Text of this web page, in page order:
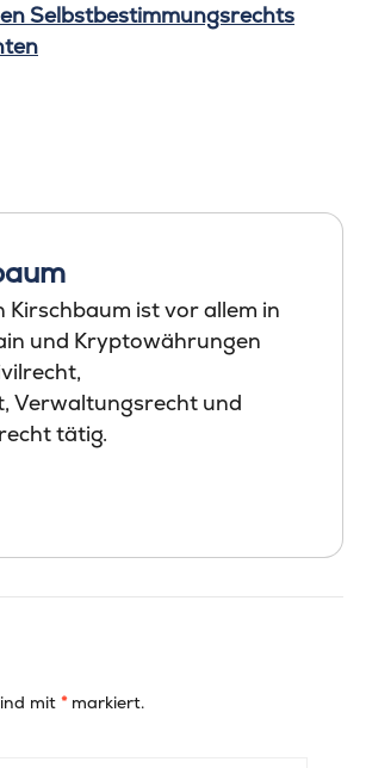
Selbstbestimmungsrechts
ist vor allem in
und Kryptowährungen
Verwaltungsrecht und
tätig.
mit *markiert.